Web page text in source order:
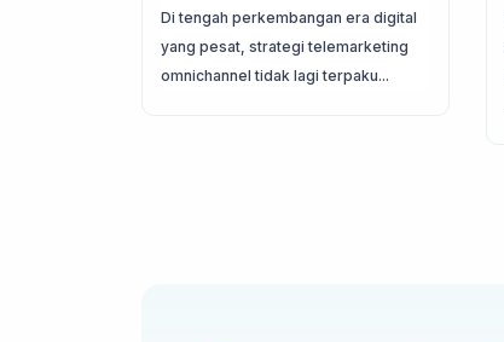
Di tengah perkembangan era digital
yang pesat, strategi telemarketing
omnichannel tidak lagi terpaku...